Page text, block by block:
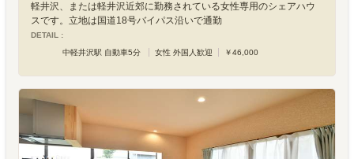
軽井沢、または軽井沢近郊に勤務されている女性専用のシェアハウ
スです。立地は国道18号バイパス沿いで通勤
DETAIL :
中軽井沢駅 自動車5分
女性 外国人歓迎 ￥46,000